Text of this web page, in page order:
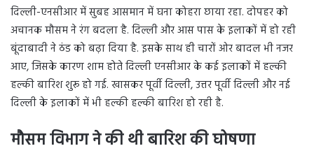
दिल्ली-एनसीआर में सुबह आसमान में घना कोहरा छाया रहा. दोपहर को
अचानक मौसम ने रंग बदला है. दिल्ली और आस पास के इलाकों में हो रही
बूंदाबादी ने ठंड को बढ़ा दिया है. इसके साथ ही चारों ओर बादल भी नजर
आए, जिसके कारण शाम होते दिल्ली एनसीआर के कई इलाकों में हल्की
हल्की बारिश शुरू हो गई. खासकर पूर्वी दिल्ली, उत्तर पूर्वी दिल्ली और नई
दिल्ली के इलाकों में भी हल्की हल्की बारिश हो रही है.
मौसम विभाग ने की थी बारिश की घोषणा